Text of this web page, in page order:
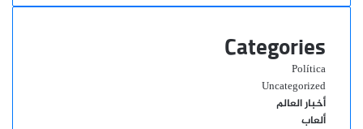
Categories
Política
Uncategorized
أخبار العالم
ألعاب